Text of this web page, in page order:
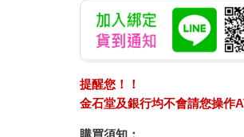
提醒您！！
金石堂及銀行均不會請您操作
購買須知：